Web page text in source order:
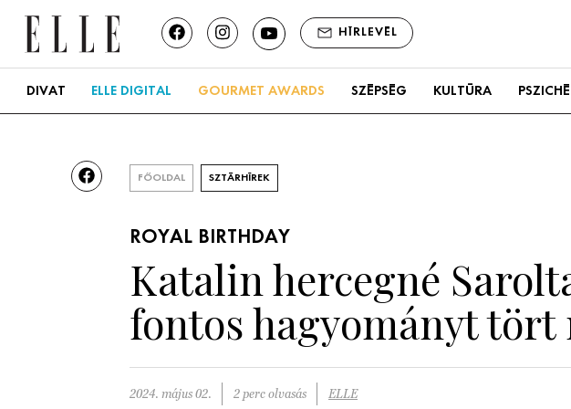
HÍRLEVÉL
DIVAT ELLE DIGITAL GOURMET AWARDS SZÉPSÉG KULTÚRA PSZICHÉ
FŐOLDAL SZTÁRHÍREK
ROYAL BIRTHDAY
Katalin hercegné
fontos hagyományt tört
2024. május 02. 2 perc olvasás ELLE